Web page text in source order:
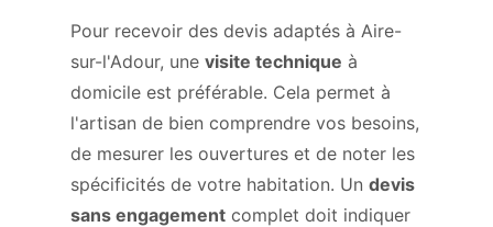
Pour recevoir des devis adaptés à Aire-
sur-l'Adour, une visite technique à
domicile est préférable. Cela permet à
l'artisan de bien comprendre vos besoins,
de mesurer les ouvertures et de noter les
spécificités de votre habitation. Un devis
sans engagement complet doit indiquer